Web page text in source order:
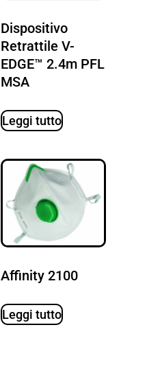
Dispositivo
Retrattile V-
EDGE™ 2.4m PFL
MSA
Leggi tutto
Affinity 2100
Leggi tutto